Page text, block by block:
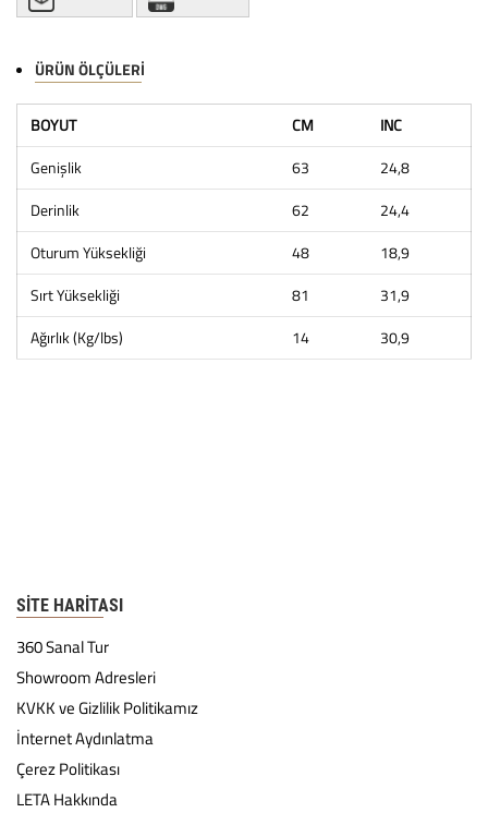
ÜRÜN ÖLÇÜLERI
BOYUT CM
INC
Genişlik
63
24,8
Derinlik
62
24,4
Oturum Yüksekliği
48
18,9
Sırt Yüksekliği
81
31,9
Ağırlık (Kg/lbs)
14 30,9
SITE HARITASI
360 Sanal Tur
Showroom Adresleri
KVKK ve Gizlilik Politikamız
İnternet Aydınlatma
Çerez Politikası
LETA Hakkında